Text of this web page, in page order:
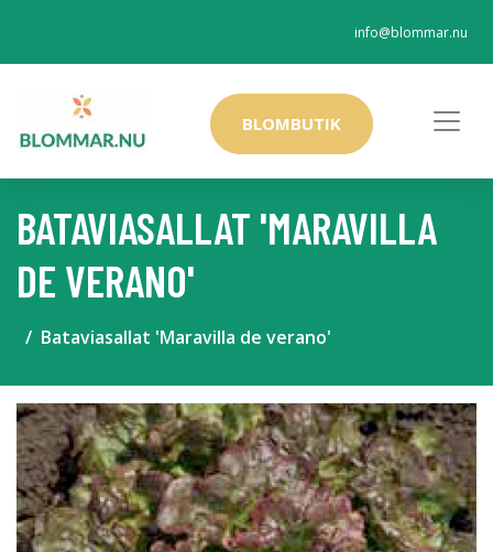
info@blommar.nu
BLOMBUTIK
BATAVIASALLAT 'MARAVILLA
DE VERANO'
Bataviasallat 'Maravilla de verano'